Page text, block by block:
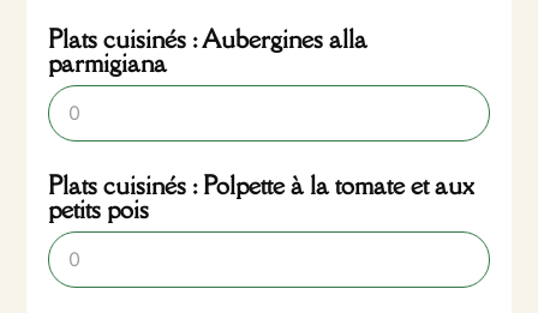
Plats cuisinés : Aubergines alla
parmigiana
Plats cuisinés : Polpette à la tomate et aux
petits pois